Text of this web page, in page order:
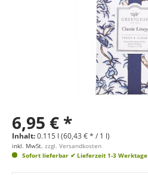
6,95 € *
Inhalt:0.115 l (60,43 € * / 1 l)
inkl. MwSt. zzgl. Versandkosten
Sofort lieferbar ✔ Lieferzeit 1-3 Werktage